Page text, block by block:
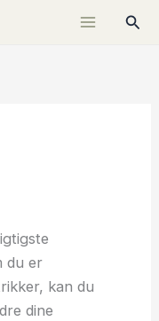
Søg
du er
kan du
dine